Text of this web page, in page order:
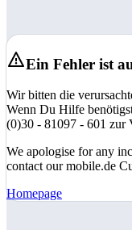
Ein Fehler ist
Wir bitten die
Wenn Du Hilfe
(0)30 - 81097 - 601 zur
We apologise for any
contact our mobile.de
Homepage